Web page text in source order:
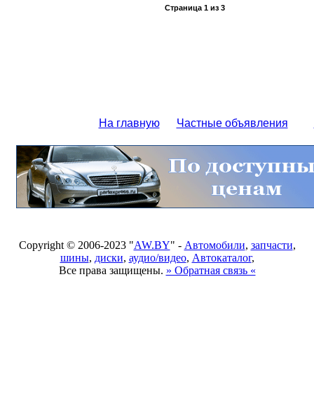
Страница 1из 3
На главную Частные объявления
Copyright © 2006-2023 "AW.BY" - Автомобили, запчасти,
шины, диски, аудио/видео, Автокаталог,
Все права защищены. » Обратная связь «